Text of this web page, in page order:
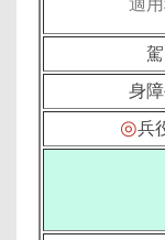
適
身
◎兵